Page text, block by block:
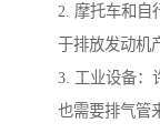
2. 摩托车和自
于排放发动机
3. 工业设备：
也需要排气管